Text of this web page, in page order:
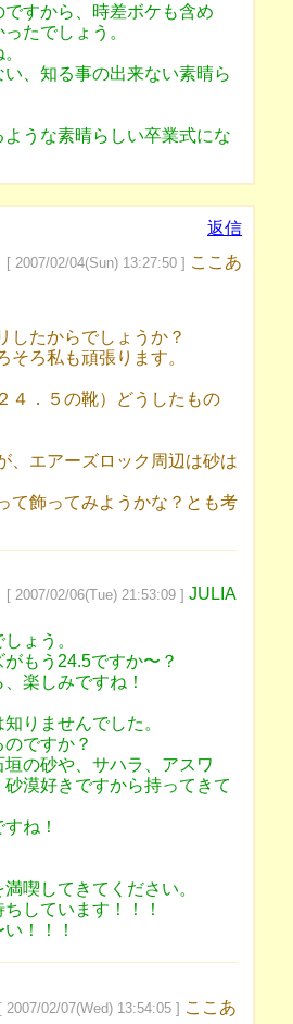
ですから、時差ボケも含め
たでしょう。
、知る事の出来ない素晴ら
うな素晴らしい卒業式にな
返信
[ 2007/02/04(Sun) 13:27:50 ] ここあ
したからでしょうか？
そろ私も頑張ります。
４．５の靴）どうしたもの
、エアーズロック周辺は砂は
て飾ってみようかな？とも考
[ 2007/02/06(Tue) 21:53:09 ] JULIA
ょう。
もう24.5ですか〜？
楽しみですね！
りませんでした。
ですか？
の砂や、サハラ、アスワ
漠好きですから持ってきて
ね！
喫してきてください。
しています！！！
！！！
[ 2007/02/07(Wed) 13:54:05 ] ここあ